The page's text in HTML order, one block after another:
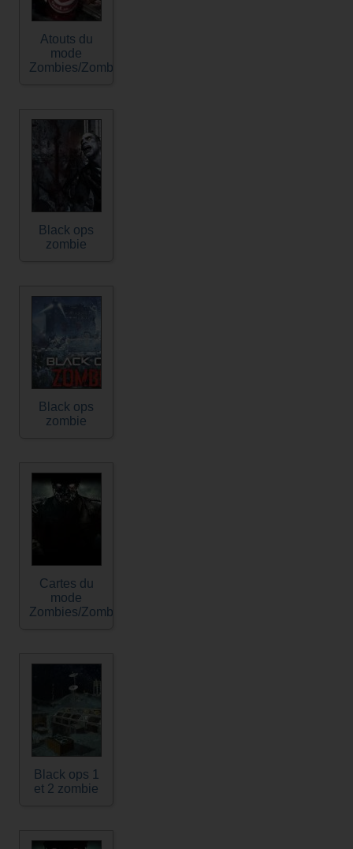
Atouts du
mode
Zombies/Zombie.
Black ops
zombie
Black ops
zombie
Cartes du
mode
Zombies/Zombie
Black ops 1
et 2 zombie